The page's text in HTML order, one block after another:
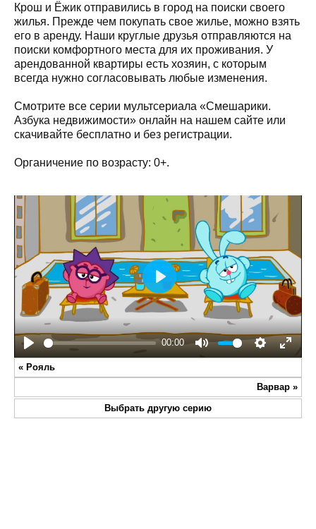
Крош и Ёжик отправились в город на поиски своего
жилья. Прежде чем покупать свое жилье, можно взять
его в аренду. Наши круглые друзья отправляются на
поиски комфортного места для их проживания. У
арендованной квартиры есть хозяин, с которым
всегда нужно согласовывать любые изменения.
Смотрите все серии мультсериала «Смешарики.
Азбука недвижимости» онлайн на нашем сайте или
скачивайте бесплатно и без регистрации.
Органичение по возрасту: 0+.
Play
00:00
Mute Settings
Enter
Play
« Рояль
Варвар »
Выбрать другую серию